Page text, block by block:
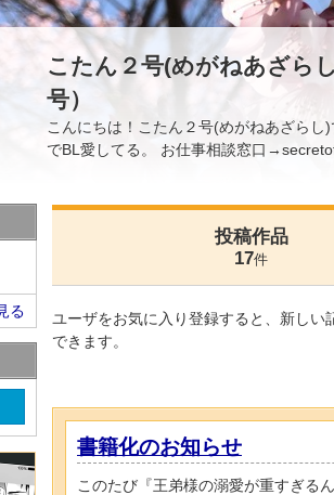
こたん２号(めがねあざら
号）
こんにちは！こたん２号(めがねあざら
でBL愛してる。 お仕事相談窓口
投稿作品
17件
ユーザをお気に入り登録すると、新し
できます。
書籍化のお知らせ
このたび『王弟様の溺愛が重すぎる
る